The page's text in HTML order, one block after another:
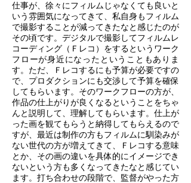
仕事が、徐々にフィルムじゃなくても良いと
いう雰囲気になってきて、私自身もフィルム
で撮影することが減ってきたなと感じたのが
その頃です。デジタルで撮影してフィルムレ
コーディング（Ｆレコ）をするというワーク
フローが身近になったということもありま
す。ただ、Ｆレコするにも予算が必要ですの
で、プロダクションにも交渉して予算を確保
してもらいます。そのワークフローの方が、
作品の仕上がりが良くなるということをちゃ
んと説明して、理解してもらいます。仕上が
った画を観てもらうと納得してもらえるので
すが、最近は制作の方もフィルムに馴染みが
ない世代の方が増えてきて、Ｆレコする意味
とか、その画の違いを具体的にイメージでき
ないという方も多くなってきたなと感じてい
ます。打ち合わせの段階で、監督がやった方